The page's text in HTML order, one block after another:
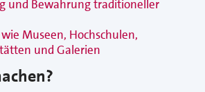
und Bewahrung traditioneller
Museen, Hochschulen,
und Galerien